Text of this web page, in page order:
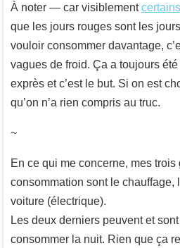
À noter — car visiblementcertains
que les jours rouges sont les
vouloir consommer davantage,
vagues de froid. Ça a toujours été
exprès et c’est le but. Si on est
qu’on n’a rien compris au truc.
~
En ce qui me concerne, mes trois
consommation sont le chauffage,
voiture (électrique).
Les deux derniers peuvent et
consommer la nuit. Rien que ça